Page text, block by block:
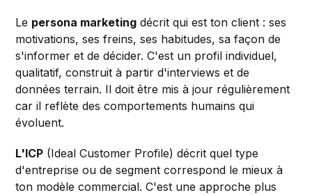
Le persona marketing décrit qui est ton client : ses
motivations, ses freins, ses habitudes, sa façon de
s'informer et de décider. C'est un profil individuel,
qualitatif, construit à partir d'interviews et de
données terrain. Il doit être mis à jour régulièrement
car il reflète des comportements humains qui
évoluent.
L'ICP (Ideal Customer Profile) décrit quel type
d'entreprise ou de segment correspond le mieux à
ton modèle commercial. C'est une approche plus